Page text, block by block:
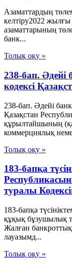
Азаматтардың
келтіру2022
азаматтарының
банк...
Толық оқу »
238-бап.
кодексi
238-бап. Әдейi
Қазақстан
құрылтайшының
коммерциялық
Толық оқу »
183-бапқа
туралы
183-бапқа
құқық бұзушылық
Жалған
лауазымд...
Толық оқу »